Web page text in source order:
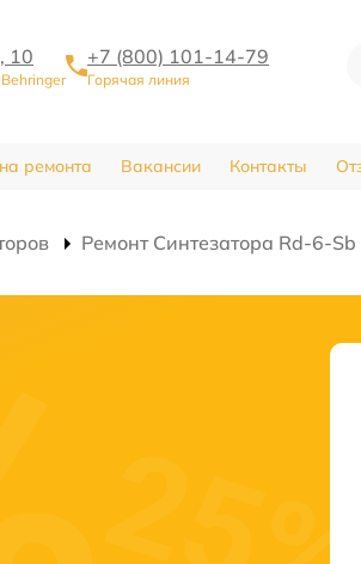
10 +7 (800) 101-14-79
Горячая линия
ремонта Вакансии Контакты
Ремонт Синтезатора Rd-6-Sb